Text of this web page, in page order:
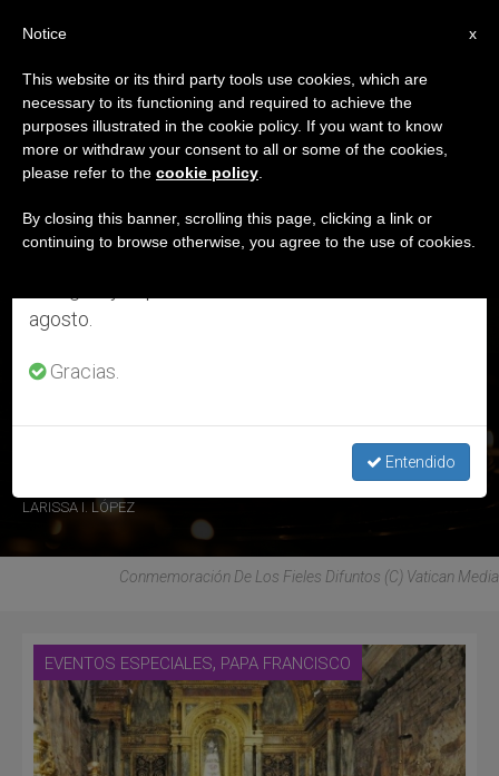
ETIQUETA
Posts Tagged
‘prórroga’
ÚLTIMAS NOTICIAS
La Iglesia extiende las indulgencias para los difuntos a todo
LARISSA I. LÓPEZ
Conmemoración De Los Fieles Difuntos (C) Vatican Media
EVENTOS ESPECIALES, PAPA FRANCISCO
×
Aviso importante
Del 27 de julio al 7 de agosto haremos la pausa
anual, aprovechando que en el periodo de verano
se generan menos informaciones y también el
agosto.
Gracias.
Entendido
x
Notice
This website or its third party tools use cookies, which are
necessary to its functioning and required to achieve the
purposes illustrated in the cookie policy. If you want to know
more or withdraw your consent to all or some of the cookies,
please refer to the cookie policy
By closing this banner, scrolling this page, clicking a link or
continuing to browse otherwise, you agree to the use of cookies.